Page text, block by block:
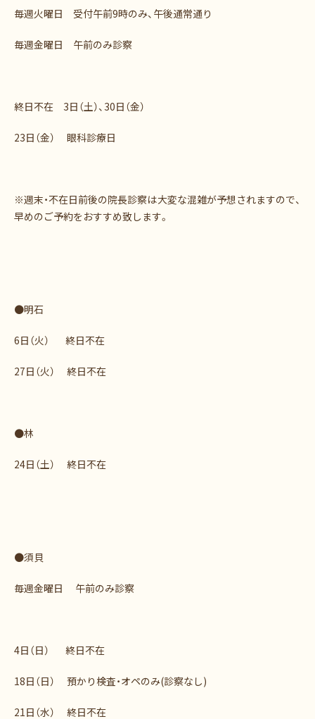
毎週火曜日 受付午前9時のみ、午後通常通り
毎週金曜日 午前のみ診察
終日不在 3日（土）、30日（金）
23日（金） 眼科診療日
※週末・不在日前後の院長診察は大変な混雑が予想されますので、
早めのご予約をおすすめ致します。
●明石
6日（火） 終日不在
27日（火） 終日不在
●林
24日（土） 終日不在
●須貝
毎週金曜日 午前のみ診察
4日（日） 終日不在
18日（日） 預かり検査・オペのみ(診察なし)
21日（水） 終日不在